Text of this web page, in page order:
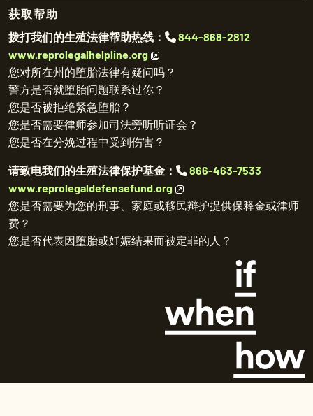
获取帮助
拨打我们的生殖法律帮助热线：
844-868-2812
www.reprolegalhelpline.org
您对所在州的堕胎法律有疑问吗？
警方是否就堕胎问题联系过你？
您是否被拒绝紧急堕胎？
您是否需要律师参加司法旁听听证会？
您是否在分娩过程中受到伤害？
请致电我们的生殖法律保护基金：
866-463-7533
www.reprolegaldefensefund.org
您是否需要为您的刑事、家庭或移民辩护提供保释金或律师
费？
您是否代表因堕胎或妊娠结果而被定罪的人？